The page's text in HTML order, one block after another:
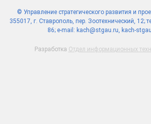
© Управление стратегического развития и
355017, г. Ставрополь, пер. Зоотехнический, 12;
86; e-mail: kach@stgau.ru, kach-
Разработка Отдел информационных